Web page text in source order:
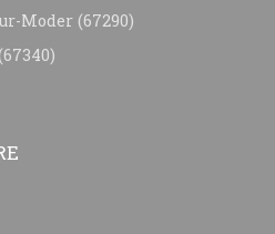
Moder (67290)